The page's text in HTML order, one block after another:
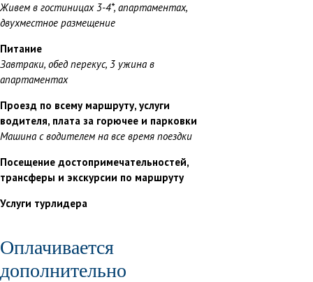
Живем в гостиницах 3-4*, апартаментах,
двухместное размещение
Питание
Завтраки, обед перекус, 3 ужина в
апартаментах
Проезд по всему маршруту, услуги
водителя, плата за горючее и парковки
Машина с водителем на все время поездки
Посещение достопримечательностей,
трансферы и экскурсии по маршруту
Услуги турлидера
Оплачивается
дополнительно